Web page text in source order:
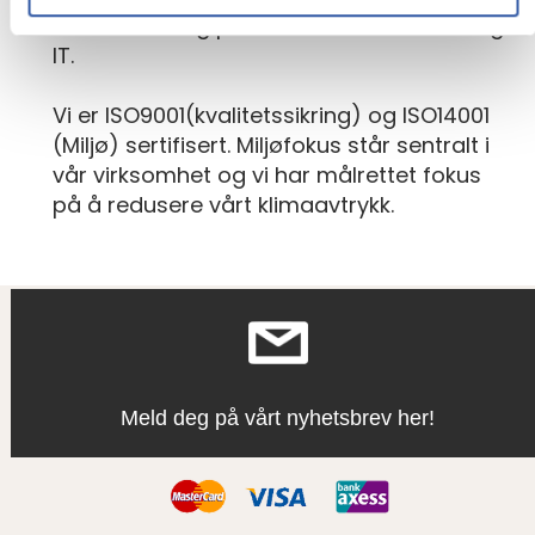
merkevarer og partnere innenfor mobil og
IT.
Vi er ISO9001(kvalitetssikring) og ISO14001
(Miljø) sertifisert. Miljøfokus står sentralt i
vår virksomhet og vi har målrettet fokus
på å redusere vårt klimaavtrykk.
Meld deg på vårt nyhetsbrev her!